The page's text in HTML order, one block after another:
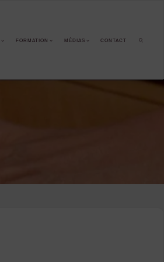
FORMATION MÉDIAS CONTACT